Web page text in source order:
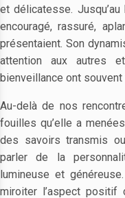
et délicatesse.
encouragé, rassuré,
présentaient. Son
attention aux autres
bienveillance ont
Au-delà de nos
fouilles qu’elle a
des savoirs transmis
parler de la
lumineuse et
miroiter l’aspect